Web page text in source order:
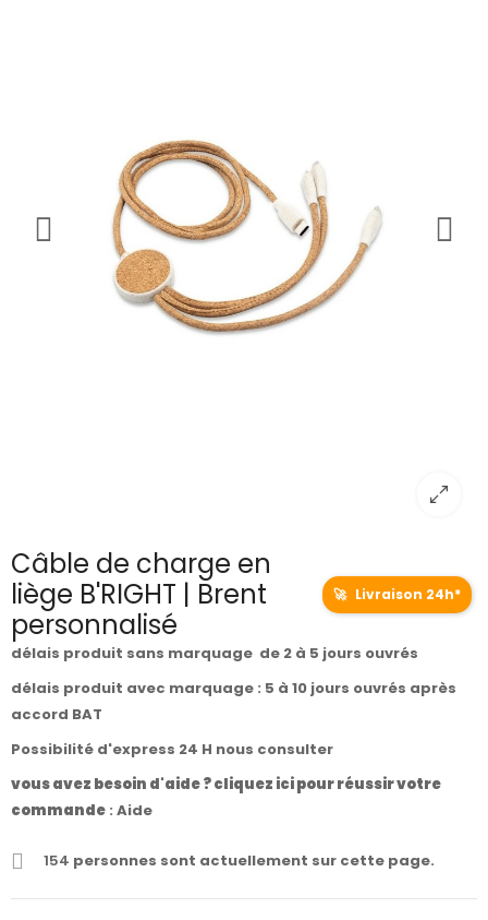
Câble de charge en
liège B'RIGHT | Brent
personnalisé
🚀 Livraison 24h*
délais produit sans marquage de 2 à 5 jours ouvrés
délais produit avec marquage : 5 à 10 jours ouvrés après
accord BAT
Possibilité d'express 24 H nous consulter
vous avez besoin d'aide ? cliquez ici pour réussir votre
commande : Aide
154 personnes sont actuellement sur cette page.